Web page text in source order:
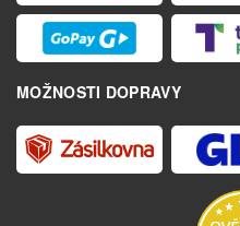
MOŽNOSTI DOPRAVY